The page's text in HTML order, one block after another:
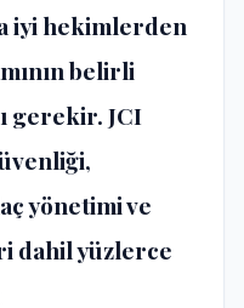
iyi hekimlerden
belirli
gerekir. JCI
yönetimi ve
dahil yüzlerce